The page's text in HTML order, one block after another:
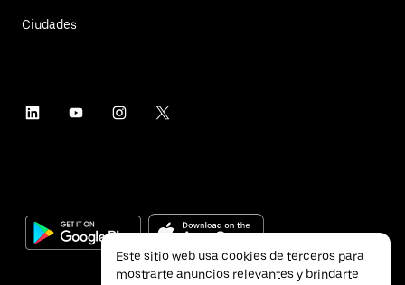
Ciudades
Este sitio web usa cookies de terceros para
mostrarte anuncios relevantes y brindarte